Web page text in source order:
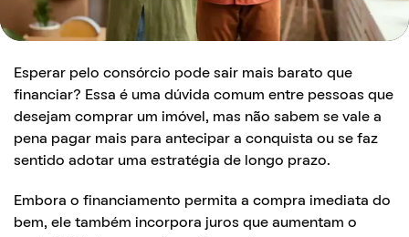
Esperar pelo consórcio pode sair mais barato que
financiar? Essa é uma dúvida comum entre pessoas que
desejam comprar um imóvel, mas não sabem se vale a
pena pagar mais para antecipar a conquista ou se faz
sentido adotar uma estratégia de longo prazo.
Embora o financiamento permita a compra imediata do
bem, ele também incorpora juros que aumentam o